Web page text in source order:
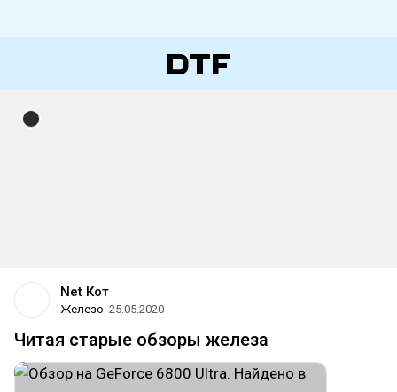
Net Кот
Железо 25.05.2020
Читая старые обзоры железа